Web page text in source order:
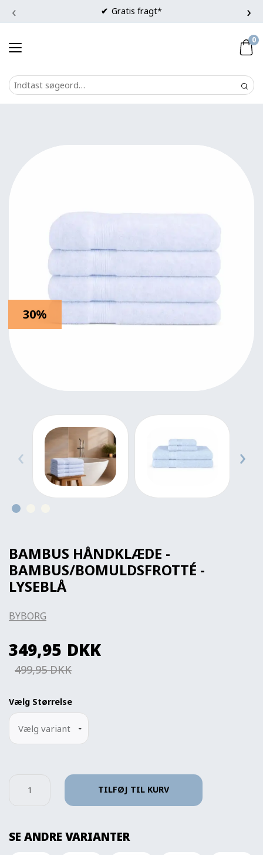
Gratis fragt*
‹ ›
0
30%
‹ ›
BAMBUS HÅNDKLÆDE -
BAMBUS/BOMULDSFROTTÉ -
LYSEBLÅ
BYBORG
349,95 DKK
499,95 DKK
Vælg Størrelse
TILFØJ TIL KURV
SE ANDRE VARIANTER